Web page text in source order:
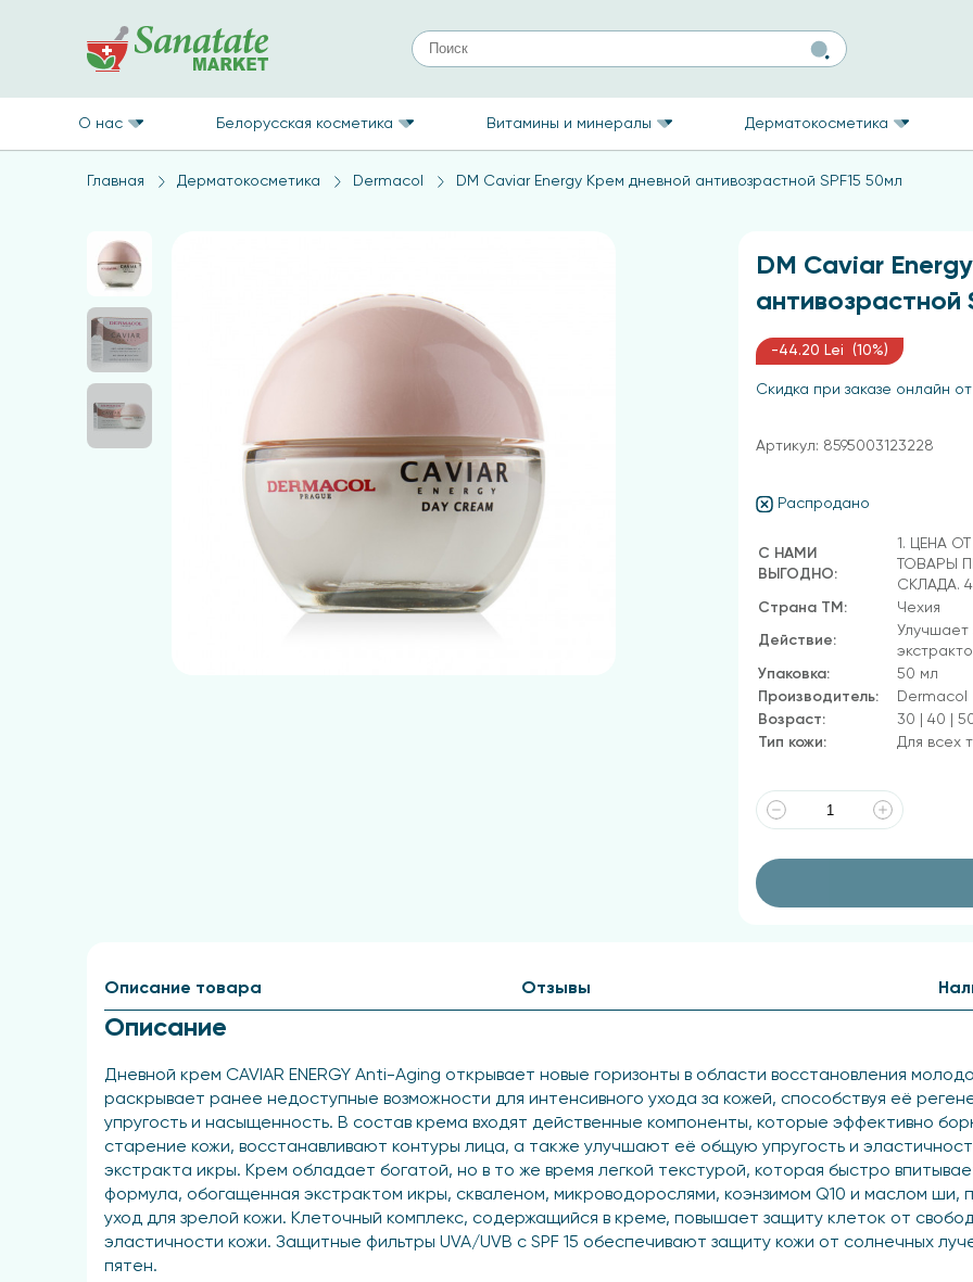
О нас Белорусская косметика Витамины и минералы Дерматокосметика
Главная Дерматокосметика Dermacol DM Caviar Energy Крем дневной антивозрастной SPF15 50мл
DM Caviar
антивозрастной
-44.20 Lei (10%)
Скидка при заказе онлайн
Распродано
С НАМИ
ВЫГОДНО:
1. ЦЕНА
ТОВАРЫ
СКЛАДА.
Страна ТМ:
Чехия
Действие:
Улучшает
Упаковка:
50 мл
Производитель:
Dermacol
Возраст:
30 | 40 |
Тип кожи:
Для всех
Артикул: 8595003123228
Описание товара
Описание
Дневной крем CAVIAR ENERGY Anti-Aging открывает новые горизонты в области восстановления
раскрывает ранее недоступные возможности для интенсивного ухода за кожей, способствуя её
упругость и насыщенность. В состав крема входят действенные компоненты, которые эффективно
старение кожи, восстанавливают контуры лица, а также улучшают её общую упругость и
экстракта икры. Крем обладает богатой, но в то же время легкой текстурой, которая быстро
формула, обогащенная экстрактом икры, скваленом, микроводорослями, коэнзимом Q10 и маслом
уход для зрелой кожи. Клеточный комплекс, содержащийся в креме, повышает защиту клеток от
эластичности кожи. Защитные фильтры UVA/UVB с SPF 15 обеспечивают защиту кожи от солнечных
пятен.
Отзывы